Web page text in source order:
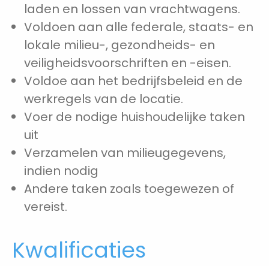
laden en lossen van vrachtwagens.
Voldoen aan alle federale, staats- en
lokale milieu-, gezondheids- en
veiligheidsvoorschriften en -eisen.
Voldoe aan het bedrijfsbeleid en de
werkregels van de locatie.
Voer de nodige huishoudelijke taken
uit
Verzamelen van milieugegevens,
indien nodig
Andere taken zoals toegewezen of
vereist.
Kwalificaties